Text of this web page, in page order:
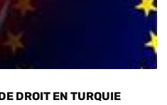
DROIT EN TURQUIE